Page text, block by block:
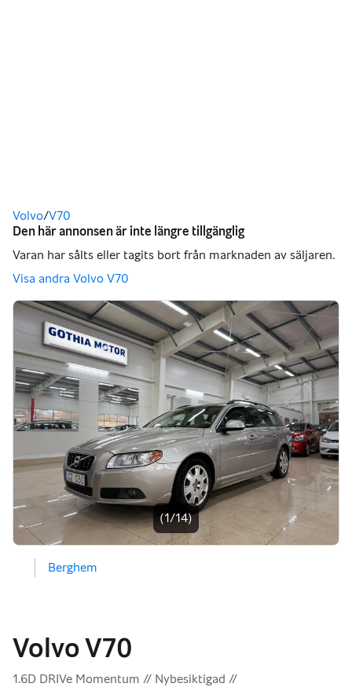
Du är här
Volvo/V70
Bildgalleri
(1/14)
Berghem
Volvo V70
1.6D DRIVe Momentum // Nybesiktigad //